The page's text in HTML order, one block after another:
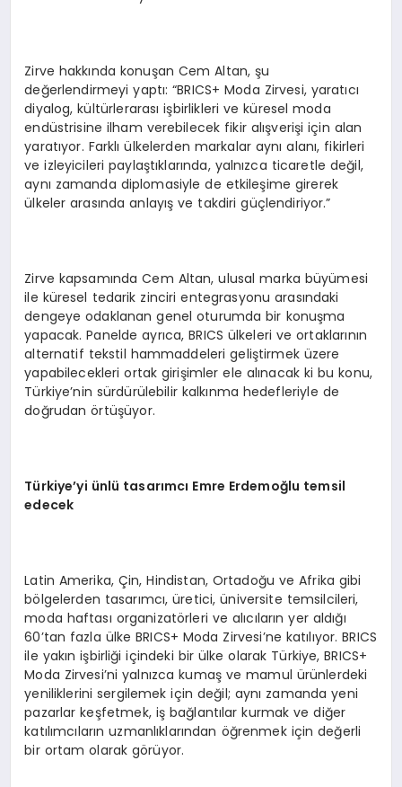
Zirve hakkında konuşan Cem Altan, şu
değerlendirmeyi yaptı: “BRICS+ Moda Zirvesi, yaratıcı
diyalog, kültürlerarası işbirlikleri ve küresel moda
endüstrisine ilham verebilecek fikir alışverişi için alan
yaratıyor. Farklı ülkelerden markalar aynı alanı, fikirleri
ve izleyicileri paylaştıklarında, yalnızca ticaretle değil,
aynı zamanda diplomasiyle de etkileşime girerek
ülkeler arasında anlayış ve takdiri güçlendiriyor.”
Zirve kapsamında Cem Altan, ulusal marka büyümesi
ile küresel tedarik zinciri entegrasyonu arasındaki
dengeye odaklanan genel oturumda bir konuşma
yapacak. Panelde ayrıca, BRICS ülkeleri ve ortaklarının
alternatif tekstil hammaddeleri geliştirmek üzere
yapabilecekleri ortak girişimler ele alınacak ki bu konu,
Türkiye’nin sürdürülebilir kalkınma hedefleriyle de
doğrudan örtüşüyor.
Türkiye’yi ünlü tasarımcı Emre Erdemoğlu temsil
edecek
Latin Amerika, Çin, Hindistan, Ortadoğu ve Afrika gibi
bölgelerden tasarımcı, üretici, üniversite temsilcileri,
moda haftası organizatörleri ve alıcıların yer aldığı
60’tan fazla ülke BRICS+ Moda Zirvesi’ne katılıyor. BRICS
ile yakın işbirliği içindeki bir ülke olarak Türkiye, BRICS+
Moda Zirvesi’ni yalnızca kumaş ve mamul ürünlerdeki
yeniliklerini sergilemek için değil; aynı zamanda yeni
pazarlar keşfetmek, iş bağlantılar kurmak ve diğer
katılımcıların uzmanlıklarından öğrenmek için değerli
bir ortam olarak görüyor.